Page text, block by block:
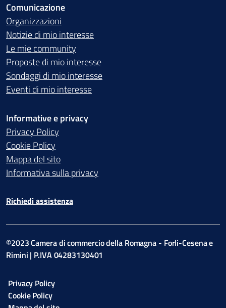
Comunicazione
Organizzazioni
Notizie di mio interesse
Le mie community
Proposte di mio interesse
Sondaggi di mio interesse
Eventi di mio interesse
Informative e privacy
Privacy Policy
Cookie Policy
Mappa del sito
Informativa sulla privacy
Richiedi assistenza
©2023 Camera di commercio della Romagna - Forli-Cesena e
Rimini | P.IVA 04283130401
Privacy Policy
Cookie Policy